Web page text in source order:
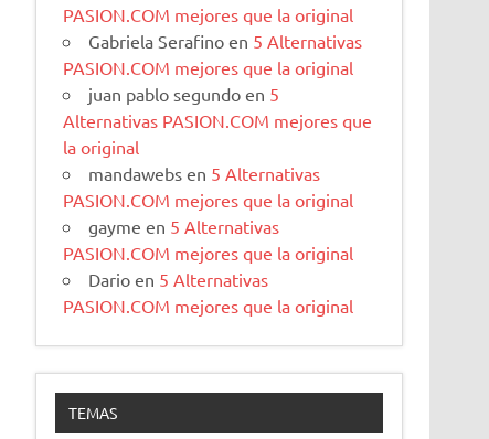
PASION.COM mejores que la original
Gabriela Serafino en 5 Alternativas
PASION.COM mejores que la original
juan pablo segundo en 5
Alternativas PASION.COM mejores que
la original
mandawebs en 5 Alternativas
PASION.COM mejores que la original
gayme en 5 Alternativas
PASION.COM mejores que la original
Dario en 5 Alternativas
PASION.COM mejores que la original
TEMAS